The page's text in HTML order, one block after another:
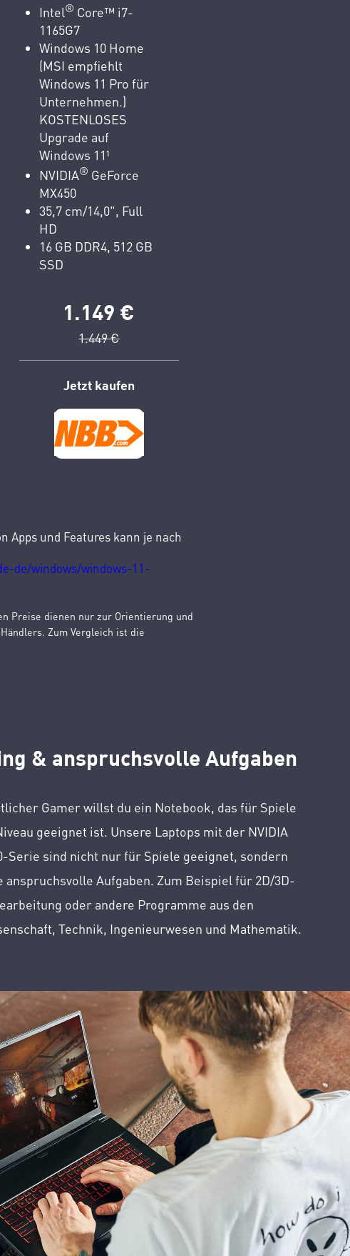
Intel® Core™ i7-
1165G7
Windows 10 Home
(MSI empfiehlt
Windows 11 Pro für
Unternehmen.)
KOSTENLOSES
Upgrade auf
Windows 11¹
NVIDIA® GeForce
MX450
35,7 cm/14,0", Full
HD
16 GB DDR4, 512 GB
SSD
1.149 €
1.449 €
Jetzt kaufen
Apps und Features kann je nach
de/windows/windows-11-
Preise dienen nur zur Orientierung und
Zum Vergleich ist die
& anspruchsvolle Aufgaben
Gamer willst du ein Notebook, das für Spiele
geeignet ist. Unsere Laptops mit der NVIDIA
Serie sind nicht nur für Spiele geeignet, sondern
anspruchsvolle Aufgaben. Zum Beispiel für 2D/3D-
oder andere Programme aus den
Technik, Ingenieurwesen und Mathematik.